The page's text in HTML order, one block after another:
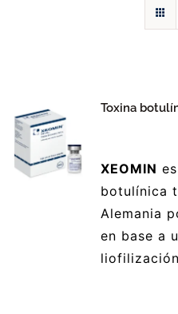
Contáctos
Toxina
XEOMIN
botulínica
Alemania
en base a